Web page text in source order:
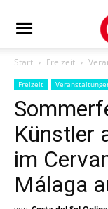
Start Freizeit
Freizeit
Künstler
im
Málaga